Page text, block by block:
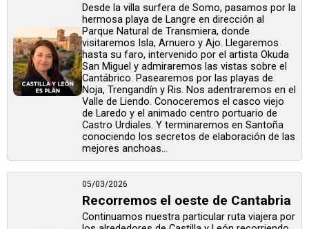
Desde la villa surfera de Somo, pasamos por la
hermosa playa de Langre en dirección al
Parque Natural de Transmiera, donde
visitaremos Isla, Arnuero y Ajo. Llegaremos
hasta su faro, intervenido por el artista Okuda
San Miguel y admiraremos las vistas sobre el
Cantábrico. Pasearemos por las playas de
Noja, Trengandín y Ris. Nos adentraremos en el
Valle de Liendo. Conoceremos el casco viejo
de Laredo y el animado centro portuario de
Castro Urdiales. Y terminaremos en Santoña
conociendo los secretos de elaboración de las
mejores anchoas...
05/03/2026
Recorremos el oeste de Cantabria
Continuamos nuestra particular ruta viajera por